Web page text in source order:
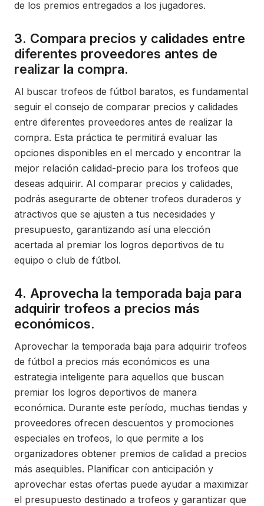
de los premios entregados a los jugadores.
3. Compara precios y calidades entre
diferentes proveedores antes de
realizar la compra.
Al buscar trofeos de fútbol baratos, es fundamental
seguir el consejo de comparar precios y calidades
entre diferentes proveedores antes de realizar la
compra. Esta práctica te permitirá evaluar las
opciones disponibles en el mercado y encontrar la
mejor relación calidad-precio para los trofeos que
deseas adquirir. Al comparar precios y calidades,
podrás asegurarte de obtener trofeos duraderos y
atractivos que se ajusten a tus necesidades y
presupuesto, garantizando así una elección
acertada al premiar los logros deportivos de tu
equipo o club de fútbol.
4. Aprovecha la temporada baja para
adquirir trofeos a precios más
económicos.
Aprovechar la temporada baja para adquirir trofeos
de fútbol a precios más económicos es una
estrategia inteligente para aquellos que buscan
premiar los logros deportivos de manera
económica. Durante este período, muchas tiendas y
proveedores ofrecen descuentos y promociones
especiales en trofeos, lo que permite a los
organizadores obtener premios de calidad a precios
más asequibles. Planificar con anticipación y
aprovechar estas ofertas puede ayudar a maximizar
el presupuesto destinado a trofeos y garantizar que